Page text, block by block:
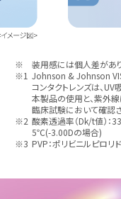
※
装用感には個人差があ
※1 Johnson & Johnson
コンタクトレンズは、
本製品の使用と、紫外
臨床試験において確認
※2 酸素透過率（Dk/t値）：
5℃(-3.00Dの場合)
※3 PVP：ポリビニルピロリ